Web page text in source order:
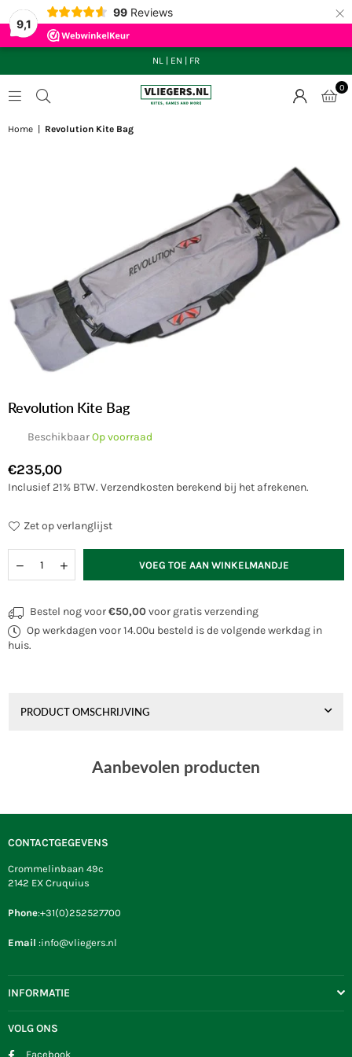
9,1
99 Reviews ×
NL EN FR
0
Home Revolution Kite Bag
Revolution Kite Bag
BeschikbaarOp voorraad
Normale
prijs
€235,00
Inclusief 21% BTW. Verzendkosten berekend bij het afrekenen.
Zet op verlanglijst
VOEG TOE AAN WINKELMANDJE
Bestel nog voor€50,00voor gratis verzending
Op werkdagen voor 14.00u besteld is de volgende werkdag in
huis.
PRODUCT OMSCHRIJVING
Aanbevolen producten
CONTACTGEGEVENS
Crommelinbaan 49c
2142 EX Cruquius
Phone:+31(0)252527700
Email :info@vliegers.nl
INFORMATIE
VOLG ONS
Facebook